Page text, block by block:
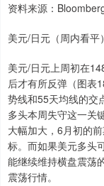
资料来源：
美元/日元（周内看平）
美元/日元上周初在
后才有所反弹（图表
势线和55天均线的交
多头本周失守这一关
大幅加大，6月初的
标。而如果美元多头
能继续维持横盘震荡
震荡行情。